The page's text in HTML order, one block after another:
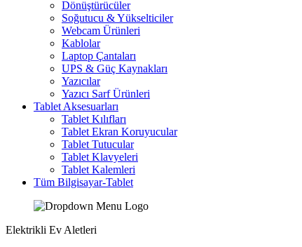
Dönüştürücüler
Soğutucu & Yükselticiler
Webcam Ürünleri
Kablolar
Laptop Çantaları
UPS & Güç Kaynakları
Yazıcılar
Yazıcı Sarf Ürünleri
Tablet Aksesuarları
Tablet Kılıfları
Tablet Ekran Koruyucular
Tablet Tutucular
Tablet Klavyeleri
Tablet Kalemleri
Tüm Bilgisayar-Tablet
Elektrikli Ev Aletleri